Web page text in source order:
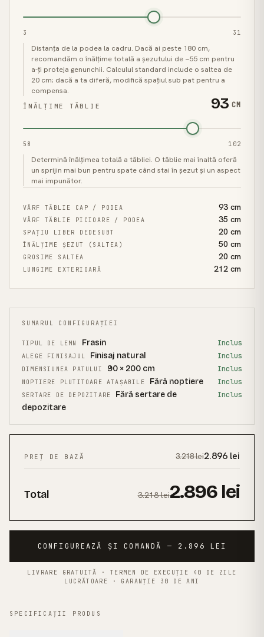
3 31
Distanța de la podea la cadru. Dacă ai peste 180 cm,
recomandăm o înălțime totală a șezutului de ~55 cm pentru
a-ți proteja genunchii. Calculul standard include o saltea de
20 cm; dacă a ta diferă, modifică spațiul sub pat pentru a
compensa.
ÎNĂLȚIME TĂBLIE 93 CM
58 102
Determină înălțimea totală a tăbliei. O tăblie mai înaltă oferă
un sprijin mai bun pentru spate când stai în șezut și un aspect
mai impunător.
VÂRF TĂBLIE CAP / PODEA 93 cm
VÂRF TĂBLIE PICIOARE / PODEA 35 cm
SPAȚIU LIBER DEDESUBT 20 cm
ÎNĂLȚIME ȘEZUT (SALTEA) 50 cm
GROSIME SALTEA 20 cm
LUNGIME EXTERIOARĂ 212 cm
SUMARUL CONFIGURAȚIEI
TIPUL DE LEMN Frasin Inclus
ALEGE FINISAJUL Finisaj natural Inclus
DIMENSIUNEA PATULUI 90 × 200 cm Inclus
NOPTIERE PLUTITOARE ATAȘABILE Fără noptiere Inclus
SERTARE DE DEPOZITARE
Fără sertare de
depozitare
Inclus
PREȚ DE BAZĂ 3.218lei2.896 lei
Total 3.218lei2.896lei
CONFIGUREAZĂ ȘI COMANDĂ — 2.896 LEI
LIVRARE GRATUITĂ · TERMEN DE EXECUȚIE 40 DE ZILE
LUCRĂTOARE · GARANȚIE 30 DE ANI
SPECIFICAȚII PRODUS